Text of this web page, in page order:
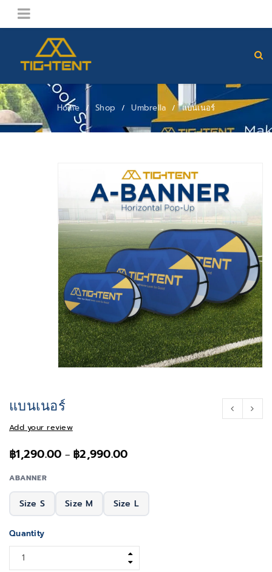
Home / Shop / Umbrella / แบนเนอร์
แบนเนอร์
Add your review
฿1,290.00 – ฿2,990.00
ABANNER
Size S Size M Size L
Quantity